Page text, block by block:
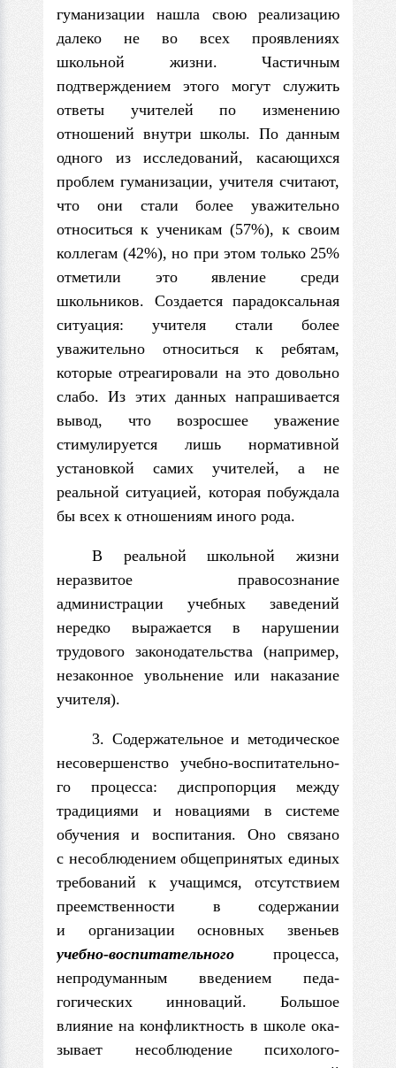
гумани­зации нашла свою реализацию
далеко не во всех проявлениях
школьной жизни. Частичным
подтверждением этого могут служить
ответы учителей по измене­нию
отношений внутри школы. По данным
одного из исследований, касающих­ся
проблем гуманизации, учителя считают,
что они стали более уважительно
относиться к ученикам (57%), к своим
коллегам (42%), но при этом только 25%
отметили это явление среди
школьников. Создается парадоксальная
ситуация: учителя стали более
уважительно относиться к ребятам,
которые отреагировали на это довольно
слабо. Из этих данных напрашивается
вывод, что возросшее уважение
стимулируется лишь нормативной
установкой самих учителей, а не
реальной ситуацией, которая побуждала
бы всех к отношениям иного рода.
В реальной школьной жизни
неразвитое правосознание
администрации учебных заведений
нередко выражается в нарушении
трудового законодательства (например,
незаконное увольнение или наказание
учителя).
3. Содержательное и методическое
несовершенство учебно-воспитательно­
го процесса: диспропорция между
традициями и новациями в системе
обучения и воспитания. Оно связано
с несоблюдением общепринятых единых
требований к уча­щимся, отсутствием
преемственности в содержании
и организации основных звеньев
учебно-воспитательного процесса,
непродуманным введением педа­
гогических инноваций. Большое
влияние на конфликтность в школе ока­
зывает несоблюдение психолого-